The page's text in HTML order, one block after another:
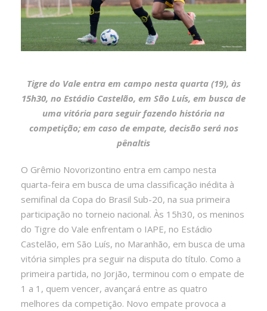
Tigre do Vale entra em campo nesta quarta (19), às
15h30, no Estádio Castelão, em São Luís, em busca de
uma vitória para seguir fazendo história na
competição; em caso de empate, decisão será nos
pênaltis
O Grêmio Novorizontino entra em campo nesta
quarta-feira em busca de uma classificação inédita à
semifinal da Copa do Brasil Sub-20, na sua primeira
participação no torneio nacional. Às 15h30, os meninos
do Tigre do Vale enfrentam o IAPE, no Estádio
Castelão, em São Luís, no Maranhão, em busca de uma
vitória simples pra seguir na disputa do título. Como a
primeira partida, no Jorjão, terminou com o empate de
1 a 1, quem vencer, avançará entre as quatro
melhores da competição. Novo empate provoca a